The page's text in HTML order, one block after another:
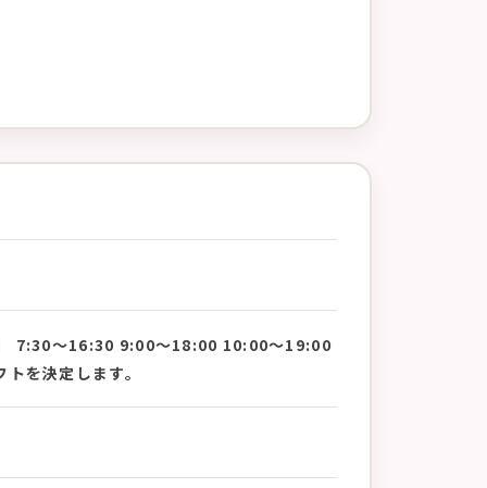
7:30〜16:30 9:00〜18:00 10:00〜19:00
を決定します。